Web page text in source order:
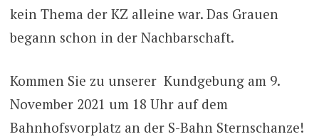
kein Thema der KZ alleine war. Das Grauen
begann schon in der Nachbarschaft.
Kommen Sie zu unserer Kundgebung am 9.
November 2021 um 18 Uhr auf dem
Bahnhofsvorplatz an der S-Bahn Sternschanze!